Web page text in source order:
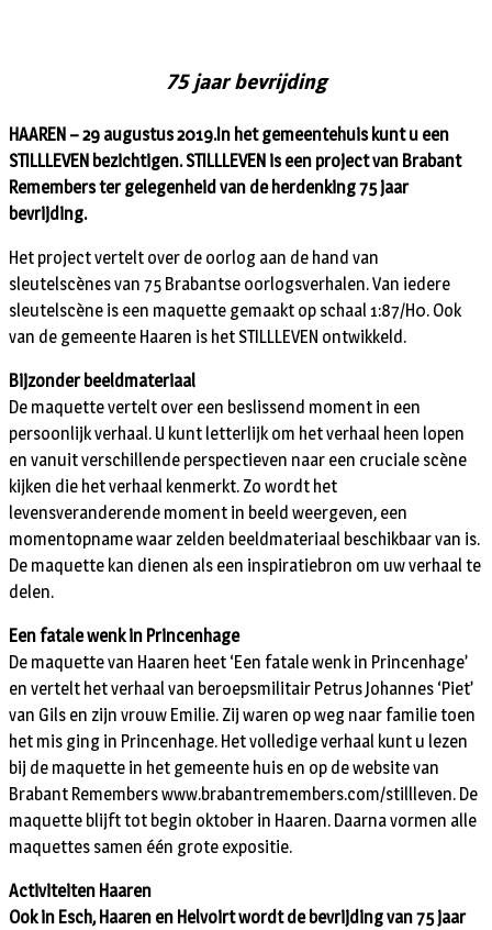
75 jaar bevrijding
HAAREN – 29 augustus 2019.In het gemeentehuis kunt u een
STILLLEVEN bezichtigen. STILLLEVEN is een project van Brabant
Remembers ter gelegenheid van de herdenking 75 jaar
bevrijding.
Het project vertelt over de oorlog aan de hand van
sleutelscènes van 75 Brabantse oorlogsverhalen. Van iedere
sleutelscène is een maquette gemaakt op schaal 1:87/H0. Ook
van de gemeente Haaren is het STILLLEVEN ontwikkeld.
Bijzonder beeldmateriaal
De maquette vertelt over een beslissend moment in een
persoonlijk verhaal. U kunt letterlijk om het verhaal heen lopen
en vanuit verschillende perspectieven naar een cruciale scène
kijken die het verhaal kenmerkt. Zo wordt het
levensveranderende moment in beeld weergeven, een
momentopname waar zelden beeldmateriaal beschikbaar van is.
De maquette kan dienen als een inspiratiebron om uw verhaal te
delen.
Een fatale wenk in Princenhage
De maquette van Haaren heet ‘Een fatale wenk in Princenhage’
en vertelt het verhaal van beroepsmilitair Petrus Johannes ‘Piet’
van Gils en zijn vrouw Emilie. Zij waren op weg naar familie toen
het mis ging in Princenhage. Het volledige verhaal kunt u lezen
bij de maquette in het gemeente huis en op de website van
Brabant Remembers www.brabantremembers.com/stillleven. De
maquette blijft tot begin oktober in Haaren. Daarna vormen alle
maquettes samen één grote expositie.
Activiteiten Haaren
Ook in Esch, Haaren en Helvoirt wordt de bevrijding van 75 jaar